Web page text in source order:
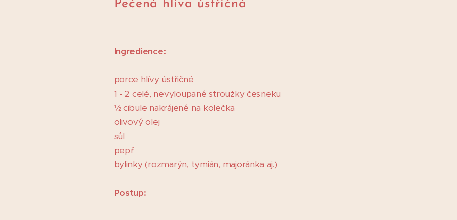
Pečená hlíva ústřičná
Ingredience:
porce hlívy ústřičné
1 - 2 celé, nevyloupané stroužky česneku
½ cibule nakrájené na kolečka
olivový olej
sůl
pepř
bylinky (rozmarýn, tymián, majoránka aj.)
Postup: